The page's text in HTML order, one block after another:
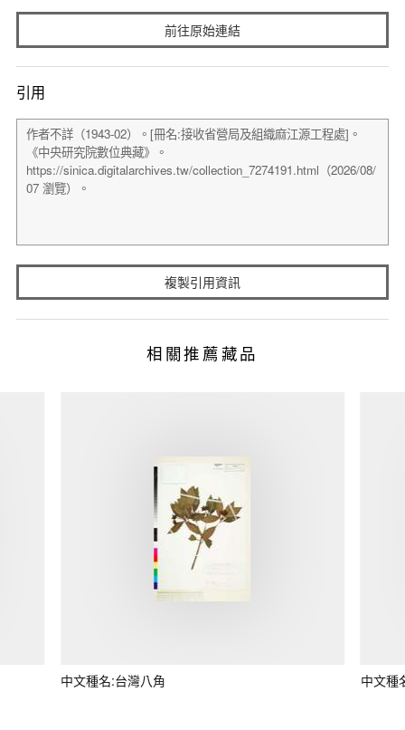
前往原始連結
引用
複製引用資訊
相關推薦藏品
中文種名:台灣八角 中文種